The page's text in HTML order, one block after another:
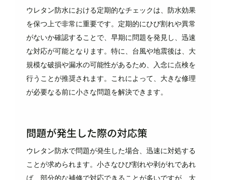
ウレタン防水における定期的なチェックは、防水効果
を保つ上で非常に重要です。定期的にひび割れや異常
がないか確認することで、早期に問題を発見し、迅速
な対応が可能となります。特に、台風や地震後は、大
規模な破損や漏水の可能性があるため、入念に点検を
行うことが推奨されます。これによって、大きな修理
が必要なる前に小さな問題を解決できます。
問題が発生した際の対応策
ウレタン防水で問題が発生した場合、迅速に対処する
ことが求められます。小さなひび割れや剥がれであれ
ば、部分的な補修で対応できることが多いですが、大